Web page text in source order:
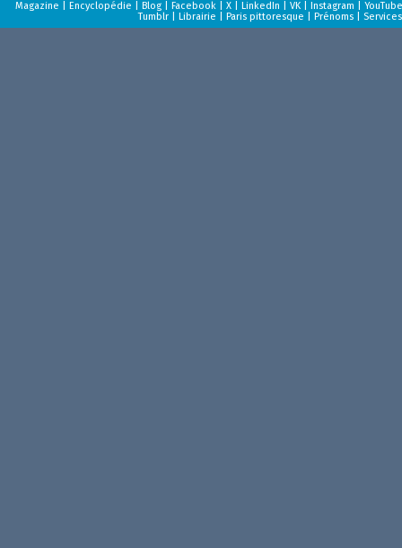
Magazine Encyclopédie Blog Facebook X LinkedIn VK Instagram
YouTube
Tumblr
Librairie Paris pittoresque Prénoms Services